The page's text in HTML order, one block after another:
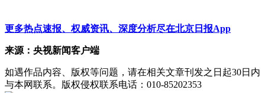
更多热点速报、权威资讯、深度分析尽在北京日报App
来源：央视新闻客户端
如遇作品内容、版权等问题，请在相关文章刊发之日起30日内
与本网联系。版权侵权联系电话：010-85202353